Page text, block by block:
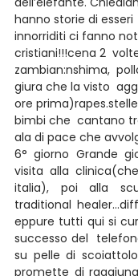
hanno storie di
innorriditi ci fanno
cristiani!!!cena 2
zambian:nshima,
giura che la visto
ore
bimbi che  cantano
ala di pace che
6° giorno Grande
visita alla
italia), poi alla
traditional
eppure tutti qui si
successo del
su pelle di
promette di